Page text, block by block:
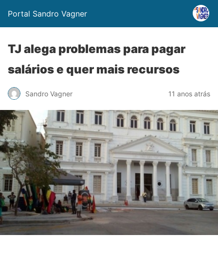
Portal Sandro Vagner
TJ alega problemas para pagar
salários e quer mais recursos
Sandro Vagner 11 anos atrás